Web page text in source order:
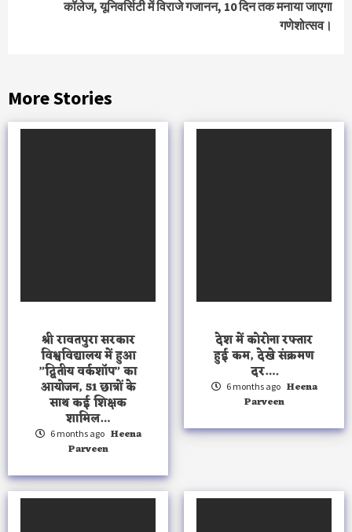
कॉलेज, यूनिवर्सिटी में विराजे गजानन, 10 दिन तक मनाया जाएगा
गणेशोत्सव।
More Stories
श्री रावतपुरा सरकार
विश्वविद्यालय में हुआ
”द्वितीय वर्कशॉप” का
आयोजन, 51 छात्रों के
साथ कई शिक्षक
शामिल…
6 months ago Heena
Parveen
देश में कोरोना रफ्तार
हुई कम, देखे संक्रमण
दर….
6 months ago Heena
Parveen